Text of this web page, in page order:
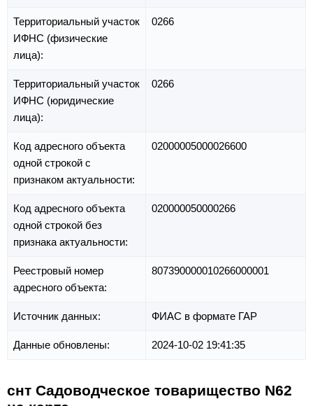
Территориальный участок
ИФНС (физические
лица):
0266
Территориальный участок
ИФНС (юридические
лица):
0266
Код адресного объекта
одной строкой с
признаком актуальности:
02000005000026600
Код адресного объекта
одной строкой без
признака актуальности:
020000050000266
Реестровый номер
адресного объекта:
807390000010266000001
Источник данных: ФИАС в формате ГАР
Данные обновлены: 2024-10-02 19:41:35
снт Садоводческое товарищество N62